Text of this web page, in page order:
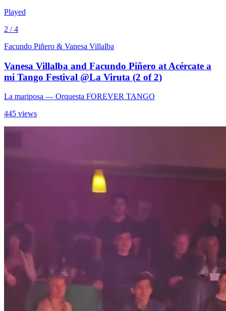
Played
2 / 4
Facundo Piñero & Vanesa Villalba
Vanesa Villalba and Facundo Piñero at Acércate a
mi Tango Festival @La Viruta (2 of 2)
La mariposa — Orquesta FOREVER TANGO
445 views